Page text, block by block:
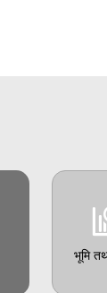
भूमि